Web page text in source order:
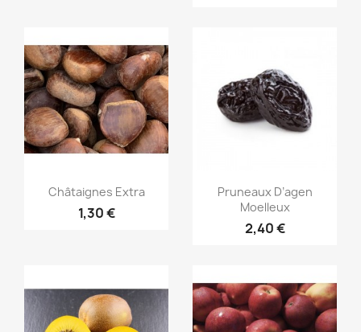
Aperçu rapide
Châtaignes Extra
1,30 €
Aperçu rapide
Pruneaux D’agen
Moelleux
2,40 €